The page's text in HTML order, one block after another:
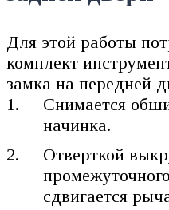
Для этой работы
комплект
замка на передней
Снимается
начинка.
Отверткой
сдвигается